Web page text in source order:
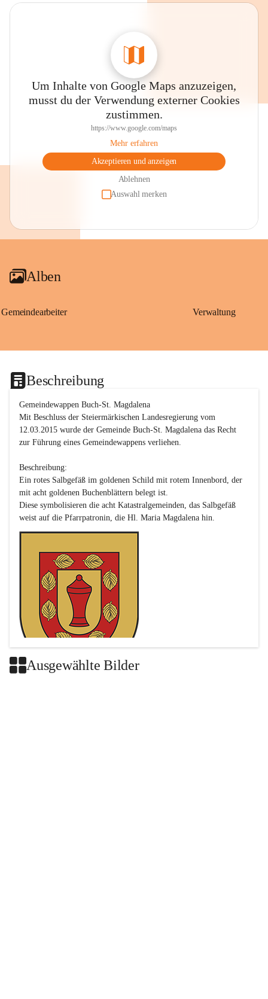
Um Inhalte von Google Maps anzuzeigen,
musst du der Verwendung externer Cookies
zustimmen.
https://www.google.com/maps
Mehr erfahren
Akzeptieren und anzeigen
Ablehnen
Auswahl merken
Alben
Gemeindearbeiter Verwaltung
Beschreibung
Gemeindewappen Buch-St. Magdalena
Mit Beschluss der Steiermärkischen Landesregierung vom
12.03.2015 wurde der Gemeinde Buch-St. Magdalena das Recht
zur Führung eines Gemeindewappens verliehen.
Beschreibung:
Ein rotes Salbgefäß im goldenen Schild mit rotem Innenbord, der
mit acht goldenen Buchenblättern belegt ist.
Diese symbolisieren die acht Katastralgemeinden, das Salbgefäß
Ausgewählte Bilder